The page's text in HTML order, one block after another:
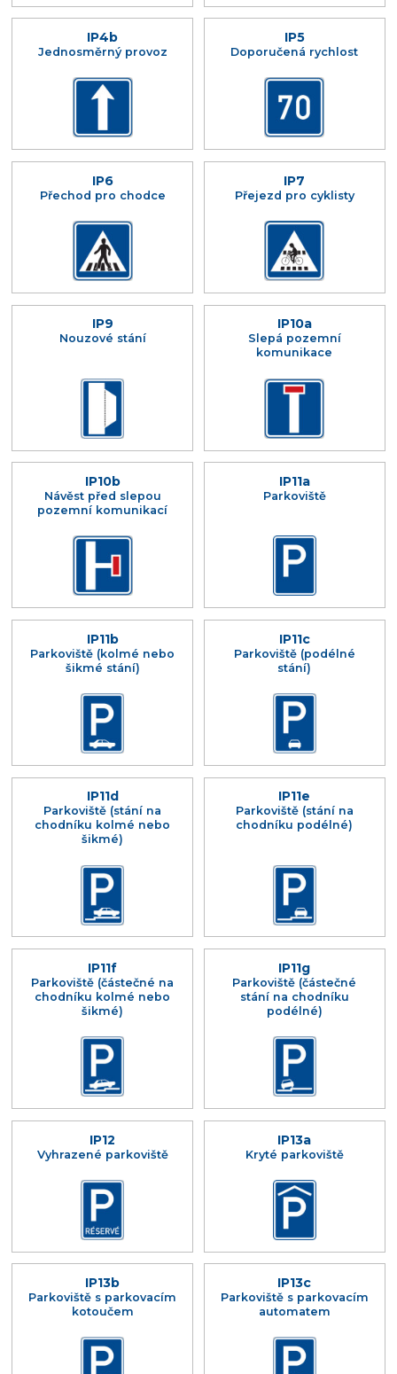
IP4b
Jednosměrný provoz
IP5
Doporučená rychlost
IP6
Přechod pro chodce
IP7
Přejezd pro cyklisty
IP9
Nouzové stání
IP10a
Slepá pozemní
komunikace
IP10b
Návěst před slepou
pozemní komunikací
IP11a
Parkoviště
IP11b
Parkoviště (kolmé nebo
šikmé stání)
IP11c
Parkoviště (podélné
stání)
IP11d
Parkoviště (stání na
chodníku kolmé nebo
šikmé)
IP11e
Parkoviště (stání na
chodníku podélné)
IP11f
Parkoviště (částečné na
chodníku kolmé nebo
šikmé)
IP11g
Parkoviště (částečné
stání na chodníku
podélné)
IP12
Vyhrazené parkoviště
IP13a
Kryté parkoviště
IP13b
Parkoviště s parkovacím
kotoučem
IP13c
Parkoviště s parkovacím
automatem